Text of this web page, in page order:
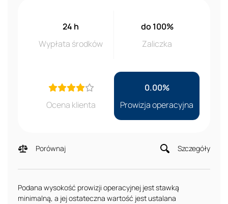
24 h
Wypłata środków
do 100%
Zaliczka
Ocena klienta
0.00%
Prowizja operacyjna
Porównaj Szczegóły
Podana wysokość prowizji operacyjnej jest stawką
minimalną, a jej ostateczna wartość jest ustalana